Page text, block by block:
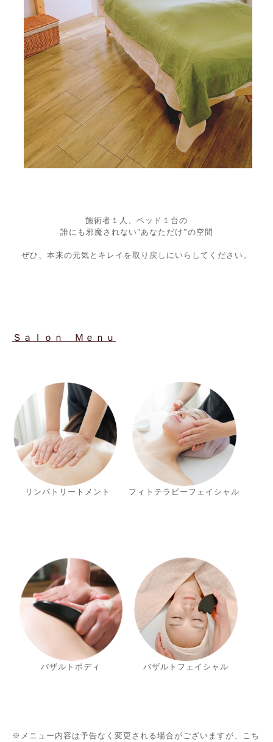
施術者１人、ベッド１台の
誰にも邪魔されない"あなただけ”の空間
ぜひ、本来の元気とキレイを取り戻しにいらしてください。
Ｓａｌｏｎ Ｍｅｎｕ
リンパトリートメント フィトテラピーフェイシャル
バザルトボディ バザルトフェイシャル
※ メニュー内容は予告なく変更される場合がございますが、こち